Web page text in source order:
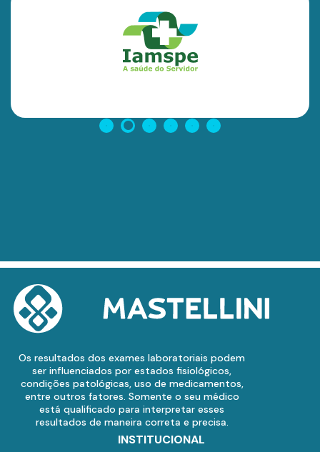
Os resultados dos exames laboratoriais podem
ser influenciados por estados fisiológicos,
condições patológicas, uso de medicamentos,
entre outros fatores. Somente o seu médico
está qualificado para interpretar esses
resultados de maneira correta e precisa.
INSTITUCIONAL